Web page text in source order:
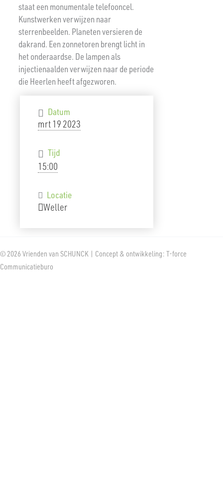
staat een monumentale telefooncel.
Kunstwerken verwijzen naar
sterrenbeelden. Planeten versieren de
dakrand. Een zonnetoren brengt licht in
het onderaardse. De lampen als
injectienaalden verwijzen naar de periode
die Heerlen heeft afgezworen.
Datum
mrt 19 2023
Tijd
15:00
Locatie
Weller
© 2026 Vrienden van SCHUNCK | Concept & ontwikkeling: T-force
Communicatieburo